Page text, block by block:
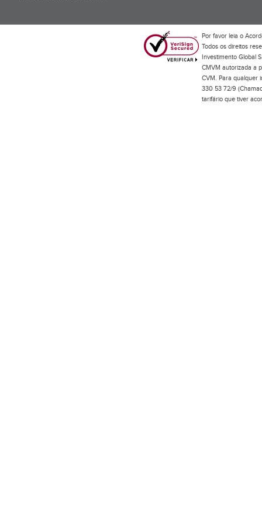
Por favor leia o
Todos os direitos
Investimento Global
CMVM autorizada a
CVM. Para qualquer
330 53 72/9
tarifário que tiver